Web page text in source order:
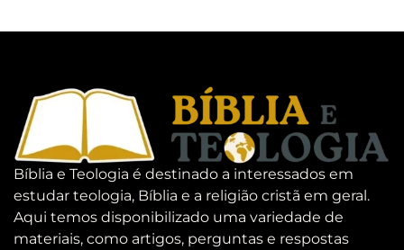
Bíblia e Teologia é destinado a interessados em
estudar teologia, Bíblia e a religião cristã em geral.
Aqui temos disponibilizado uma variedade de
materiais, como artigos, perguntas e respostas